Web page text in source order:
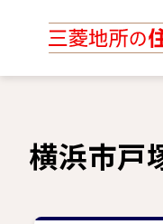
横浜市戸